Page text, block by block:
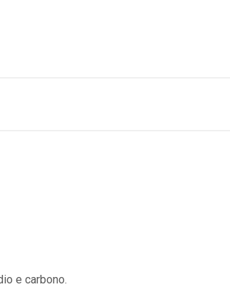
e carbono.